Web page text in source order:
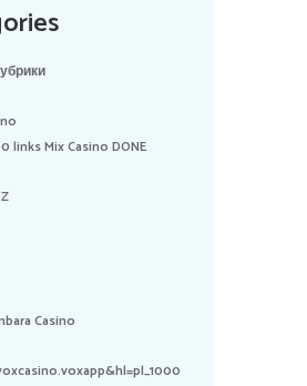
links Mix Casino DONE
Casino